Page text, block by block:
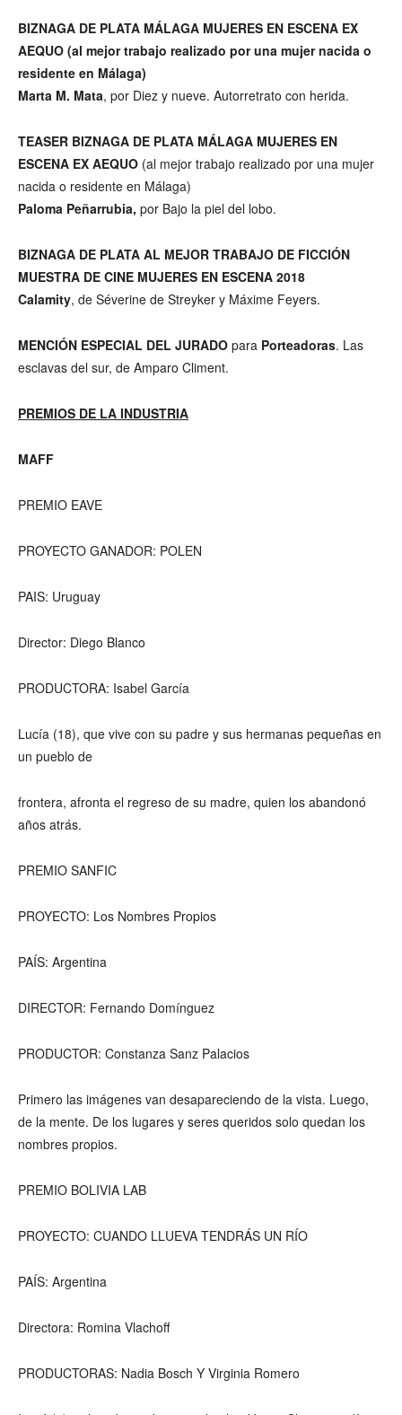
BIZNAGA DE PLATA MÁLAGA MUJERES EN ESCENA EX
AEQUO (al mejor trabajo realizado por una mujer nacida o
residente en Málaga)
Marta M. Mata, por Diez y nueve. Autorretrato con herida.
TEASER BIZNAGA DE PLATA MÁLAGA MUJERES EN
ESCENA EX AEQUO (al mejor trabajo realizado por una mujer
nacida o residente en Málaga)
Paloma Peñarrubia, por Bajo la piel del lobo.
BIZNAGA DE PLATA AL MEJOR TRABAJO DE FICCIÓN
MUESTRA DE CINE MUJERES EN ESCENA 2018
Calamity, de Séverine de Streyker y Máxime Feyers.
MENCIÓN ESPECIAL DEL JURADO para Porteadoras. Las
esclavas del sur, de Amparo Climent.
PREMIOS DE LA INDUSTRIA
MAFF
PREMIO EAVE
PROYECTO GANADOR: POLEN
PAIS: Uruguay
Director: Diego Blanco
PRODUCTORA: Isabel García
Lucía (18), que vive con su padre y sus hermanas pequeñas en
un pueblo de
frontera, afronta el regreso de su madre, quien los abandonó
años atrás.
PREMIO SANFIC
PROYECTO: Los Nombres Propios
PAÍS: Argentina
DIRECTOR: Fernando Domínguez
PRODUCTOR: Constanza Sanz Palacios
Primero las imágenes van desapareciendo de la vista. Luego,
de la mente. De los lugares y seres queridos solo quedan los
nombres propios.
PREMIO BOLIVIA LAB
PROYECTO: CUANDO LLUEVA TENDRÁS UN RÍO
PAÍS: Argentina
Directora: Romina Vlachoff
PRODUCTORAS: Nadia Bosch Y Virginia Romero